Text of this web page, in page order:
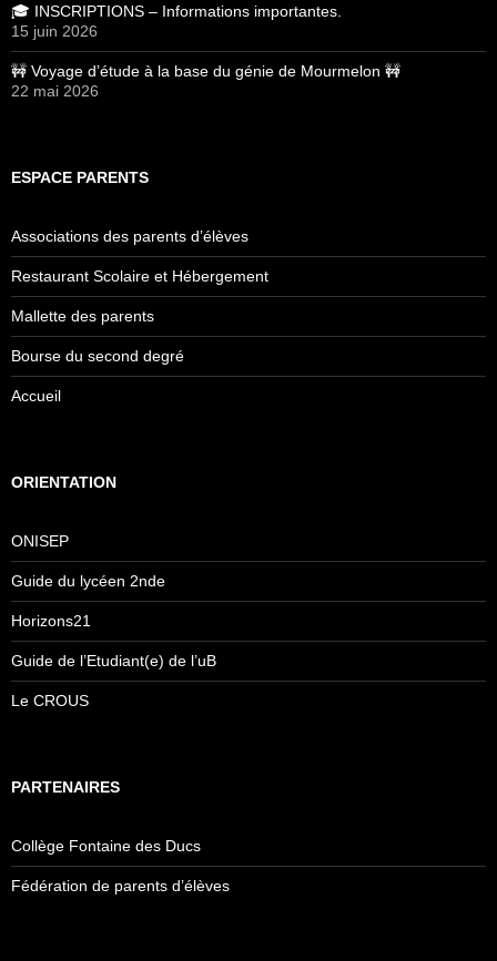
🎓 INSCRIPTIONS – Informations importantes.
15 juin 2026
🚧 Voyage d’étude à la base du génie de Mourmelon 🚧
22 mai 2026
ESPACE PARENTS
Associations des parents d’élèves
Restaurant Scolaire et Hébergement
Mallette des parents
Bourse du second degré
Accueil
ORIENTATION
ONISEP
Guide du lycéen 2nde
Horizons21
Guide de l’Etudiant(e) de l’uB
Le CROUS
PARTENAIRES
Collège Fontaine des Ducs
Fédération de parents d’élèves